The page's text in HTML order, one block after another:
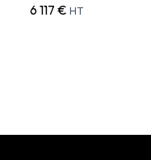
6 117 € HT